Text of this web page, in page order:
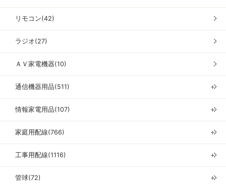
リモコン(42)
ラジオ(27)
ＡＶ家電機器(10)
通信機器用品(511) ＋
情報家電用品(107) ＋
家庭用配線(766) ＋
工事用配線(1116) ＋
管球(72) ＋